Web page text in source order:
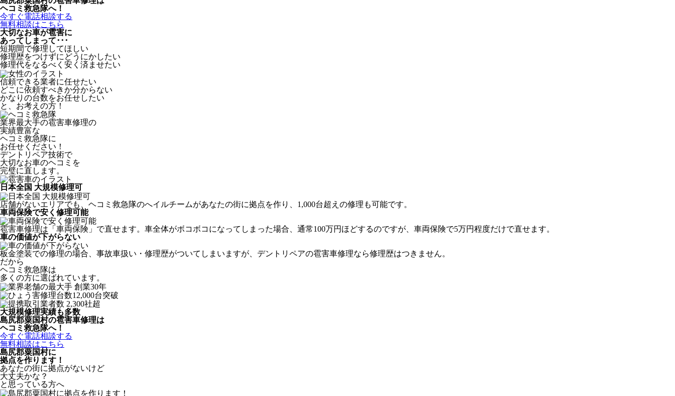
ヘコミ救急隊へ！
今すぐ電話相談する
無料相談はこちら
大切なお車が雹害に
あってしまって･･･
短期間で修理してほしい
修理歴をつけずにどうにかしたい
修理代をなるべく安く済ませたい
信頼できる業者に任せたい
どこに依頼すべきか分からない
かなりの台数をお任せしたい
と、お考えの方！
業界最大手の雹害車修理の
実績豊富な
ヘコミ救急隊に
お任せください！
デントリペア技術で
大切なお車のヘコミを
完璧に直します。
日本全国 大規模修理可
店舗がないエリアでも、ヘコミ救急隊のへイルチームがあなたの街に拠点を作り、1,000台超えの修理も可能です。
車両保険で安く修理可能
雹害車修理は「車両保険」で直せます。車全体がボコボコになってしまった場合、通常100万円ほどするのですが、車両保険で5万円程度だけで直せます。
車の価値が下がらない
板金塗装での修理の場合、事故車扱い・修理歴がついてしまいますが、デントリペアの雹害車修理なら修理歴はつきません。
だから
ヘコミ救急隊は
多くの方に選ばれています。
大規模修理実績も多数
島尻郡粟国村の雹害車修理は
ヘコミ救急隊へ！
今すぐ電話相談する
無料相談はこちら
島尻郡粟国村に
拠点を作ります！
あなたの街に拠点がないけど
大丈夫かな？
と思っている方へ